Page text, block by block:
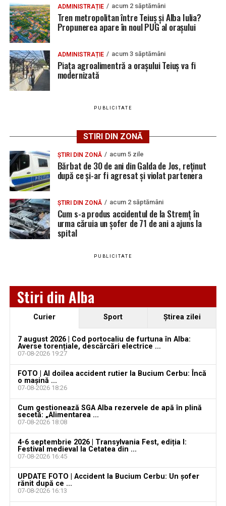
2026. AJOFM Alba a publicat lista posturilor
vacante
Bărbat de 30 de ani din Galda de Jos, reținut după
ce și-ar fi agresat și violat partenera
Bărbat de 30 de ani din Galda de Jos, reținut după
ce și-ar fi agresat și violat partenera
pe care le-ar fi amenințat.
La data de 19 iulie, polițiștii din Teiuș au dispus reținerea
acestuia pentru 24 de ore, iar cercetările continuă sub
aspectul săvârșirii infracțiunilor de amenințare și
distrugere.
preferată pe Google
Urmărește Ziarul Unirea pe Social Media
YouTube Instagram WhatsApp TikTok
Jaf de peste 300.000 de euro, la Teiuș. Familia
păgubită susține că ancheta bate pasul pe loc, la
aproape o lună de la spargere
Locuri de muncă în Sântimbru, disponibile la 4
august 2026. AJOFM Alba a publicat lista posturilor
vacante
Locuri de muncă în Galda de Jos, disponibile la 4
august 2026. AJOFM Alba a publicat lista posturilor
vacante
Locuri de muncă în Teiuș, disponibile la 4 august
2026. AJOFM Alba a publicat lista posturilor
vacante
Bărbat de 30 de ani din Galda de Jos, reținut după
ADMINISTRAȚIE acum 2 săptămâni
Tren metropolitan între Teiuș și Alba Iulia?
Propunerea apare în noul PUG al orașului
ADMINISTRAȚIE acum 3 săptămâni
Piața agroalimentră a orașului Teiuș va fi
modernizată
PUBLICITATE
STIRI DIN ZONĂ
ȘTIRI DIN ZONĂ acum 5 zile
Bărbat de 30 de ani din Galda de Jos, reținut
după ce și-ar fi agresat și violat partenera
ȘTIRI DIN ZONĂ acum 2 săptămâni
Cum s-a produs accidentul de la Stremț în
urma căruia un șofer de 71 de ani a ajuns la
spital
PUBLICITATE
Stiri din Alba
Curier Sport Ştirea zilei
7 august 2026 | Cod portocaliu de furtuna în Alba:
Averse torențiale, descărcări electrice ...
07-08-2026 19:27
FOTO | Al doilea accident rutier la Bucium Cerbu: Încă
o mașină ...
07-08-2026 18:26
Cum gestionează SGA Alba rezervele de apă în plină
secetă: „Alimentarea ...
07-08-2026 18:08
4-6 septembrie 2026 | Transylvania Fest, ediția I:
Festival medieval la Cetatea din ...
07-08-2026 16:45
UPDATE FOTO | Accident la Bucium Cerbu: Un șofer
rănit după ce ...
07-08-2026 16:13